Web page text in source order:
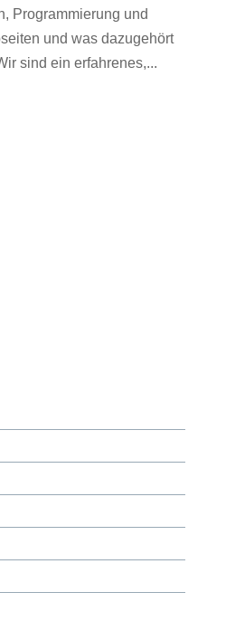
Programmierung und
und was dazugehört
sind ein erfahrenes,...